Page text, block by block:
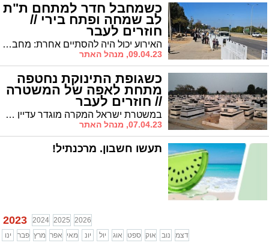
כשמחבל חדר למתחם ת"ת
לב שמחה ופתח בירי //
חוזרים לעבר
האירוע יכול היה להסתיים אחרת: מחבל חמוש חדר לשמחת בר מצווה שנערכה באולם 'נרקיס' שבת"ת 'לב שמחה' ברובע ג' * המחבל החל לירות לכל עבר אך רק בנס מעצור בנשק מנע ממנו מלבצע טבח המוני // פרויקט מיוחד לרגל חוהמ"פ תשפ"ג – פרק 2
09.04.23, מנהל האתר
כשגופת התינוקת נחטפה
מתחת לאפה של המשטרה
// חוזרים לעבר
במשטרת ישראל המקרה מוגדר עדיין כ'תעלומה' אך הוא הסעיר את הפיקוד הבכיר במשך שנים, כשמפקד התחנה אף סיים בעקבות המקרה את תפקודו בעיר * חוזרים אל העבר // פרשיות אשדודיות – פרוייקט מיוחד לימי חול המועד פסח
07.04.23, מנהל האתר
תעשו חשבון. מרכנתיל!
2023 2024 2025 2026
ינו
פבר מרץ אפר מאי יונ יול אוג ספט אוק נוב דצמ